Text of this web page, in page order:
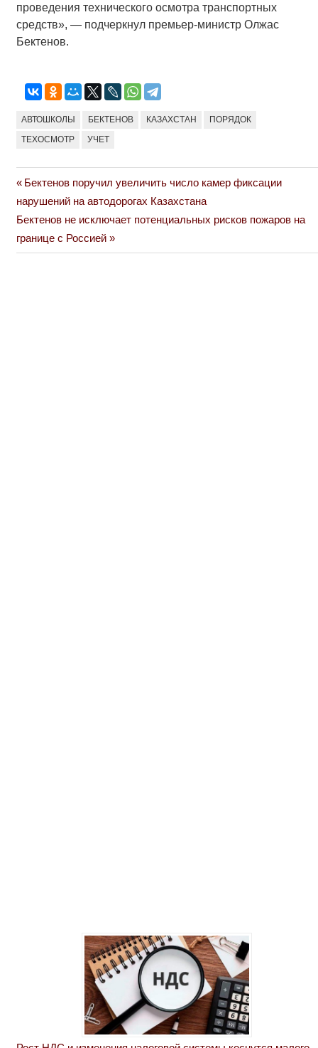
проведения технического осмотра транспортных
средств», — подчеркнул премьер-министр Олжас
Бектенов.
АВТОШКОЛЫ БЕКТЕНОВ КАЗАХСТАН ПОРЯДОК
ТЕХОСМОТР УЧЕТ
Навигация
по
записям
Previous
Post:
Бектенов поручил увеличить число камер фиксации
нарушений на автодорогах Казахстана
Next
Post:
Бектенов не исключает потенциальных рисков пожаров на
границе с Россией